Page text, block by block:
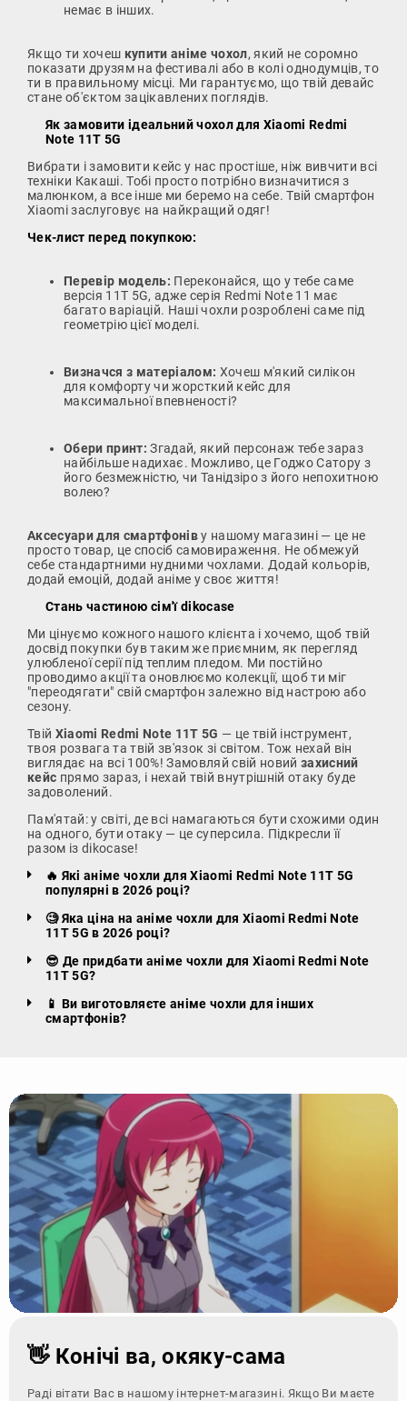
немає в інших.
Якщо ти хочеш купити аніме чохол, який не соромно
показати друзям на фестивалі або в колі однодумців, то
ти в правильному місці. Ми гарантуємо, що твій девайс
стане об'єктом зацікавлених поглядів.
Як замовити ідеальний чохол для Xiaomi Redmi
Note 11T 5G
Вибрати і замовити кейс у нас простіше, ніж вивчити всі
техніки Какаші. Тобі просто потрібно визначитися з
малюнком, а все інше ми беремо на себе. Твій смартфон
Xiaomi заслуговує на найкращий одяг!
Чек-лист перед покупкою:
Перевір модель: Переконайся, що у тебе саме
версія 11T 5G, адже серія Redmi Note 11 має
багато варіацій. Наші чохли розроблені саме під
геометрію цієї моделі.
Визначся з матеріалом: Хочеш м'який силікон
для комфорту чи жорсткий кейс для
максимальної впевненості?
Обери принт: Згадай, який персонаж тебе зараз
найбільше надихає. Можливо, це Годжо Сатору з
його безмежністю, чи Танідзіро з його непохитною
волею?
Аксесуари для смартфоніву нашому магазині — це не
просто товар, це спосіб самовираження. Не обмежуй
себе стандартними нудними чохлами. Додай кольорів,
додай емоцій, додай аніме у своє життя!
Стань частиною сім'ї dikocase
Ми цінуємо кожного нашого клієнта і хочемо, щоб твій
досвід покупки був таким же приємним, як перегляд
улюбленої серії під теплим пледом. Ми постійно
проводимо акції та оновлюємо колекції, щоб ти міг
"переодягати" свій смартфон залежно від настрою або
сезону.
Твій Xiaomi Redmi Note 11T 5G — це твій інструмент,
твоя розвага та твій зв'язок зі світом. Тож нехай він
виглядає на всі 100%! Замовляй свій новий захисний
кейс прямо зараз, і нехай твій внутрішній отаку буде
задоволений.
Пам'ятай: у світі, де всі намагаються бути схожими один
на одного, бути отаку — це суперсила. Підкресли її
разом із dikocase!
🔥 Які аніме чохли для Xiaomi Redmi Note 11T 5G
популярні в 2026 році?
🧐 Яка ціна на аніме чохли для Xiaomi Redmi Note
11T 5G в 2026 році?
😎 Де придбати аніме чохли для Xiaomi Redmi Note
11T 5G?
📱 Ви виготовляєте аніме чохли для інших
смартфонів?
👋 Конічі ва, окяку-сама
Раді вітати Вас в нашому інтернет-магазині. Якщо Ви маєте